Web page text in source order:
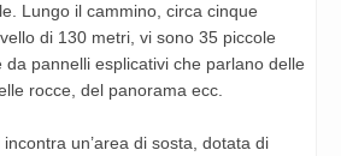
Lungo il cammino, circa cinque
di 130 metri, vi sono 35 piccole
pannelli esplicativi che parlano delle
rocce, del panorama ecc.
un’area di sosta, dotata di